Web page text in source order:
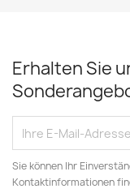
Erhalten Sie
Sie können Ihr
Kontaktinformationen